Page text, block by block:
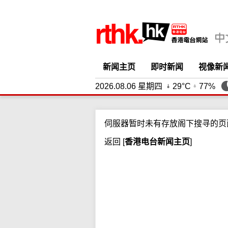
新闻主页 即时新闻 视像新
2026.08.06 星期四 29°C 77%
伺服器暂时未有存放阁下搜寻的页
返回 [香港电台新闻主页]